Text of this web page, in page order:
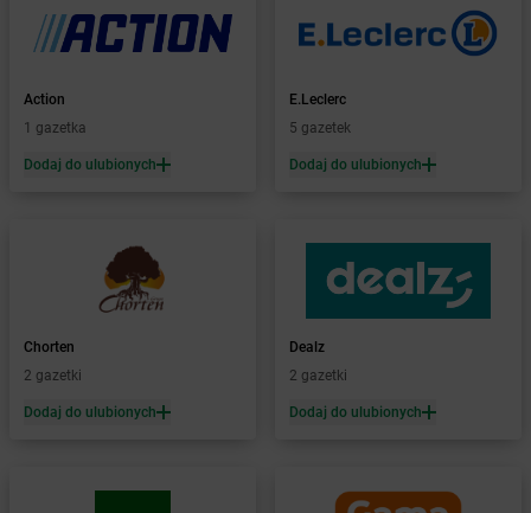
Żabka Babimost
Żabka Baborów
Żabka
Żabka Bądkowo
Żabka Bąków
Baniocha
Baranowo
Barcin
Żabka Bardo
Żabka Barlinek
Żabka Barniewice
Baruchowo
Action
1 gazetka
Dodaj do ulubionych
E.Leclerc
5 gazetek
Dodaj do ulubionych
Chorten
2 gazetki
Dodaj do ulubionych
Dealz
2 gazetki
Dodaj do ulubionych